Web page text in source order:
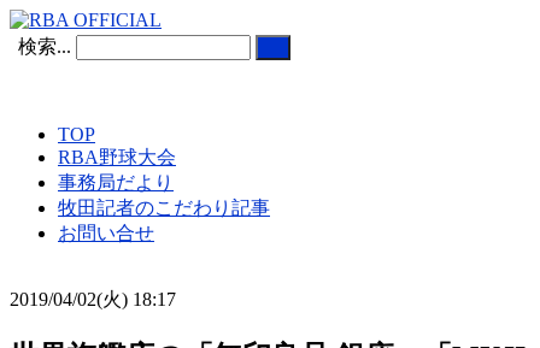
検索...
TOP
RBA野球大会
事務局だより
牧田記者のこだわり記事
お問い合せ
2019/04/02(火) 18:17